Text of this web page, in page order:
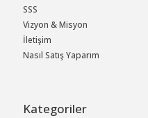
SSS
Vizyon & Misyon
İletişim
Nasıl Satış Yaparım
Kategoriler